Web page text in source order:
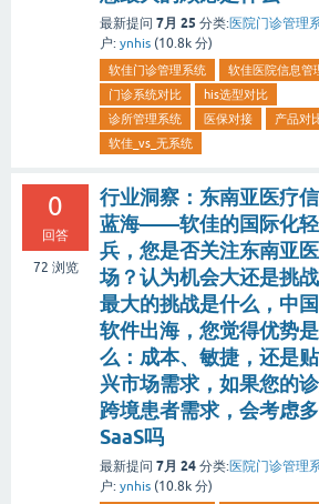
最新提问 7月 25 分类:医院门诊管理
户: ynhis (10.8k 分)
软佳门诊管理系统
软佳医院信息管
门诊系统对比
his选型对比
诊所管理系统
医保对接
产品对
软佳_vs_无系统
0
回答
72 浏览
行业洞察：东南亚医疗
蓝海——软佳的国际化
兵，您是否关注东南亚
场？认为机会大还是挑
最大的挑战是什么，中
软件出海，您觉得优势
么：成本、敏捷，还是
兴市场需求，如果您的
跨境患者需求，会考虑
SaaS吗
最新提问 7月 24 分类:医院门诊管理
户: ynhis (10.8k 分)